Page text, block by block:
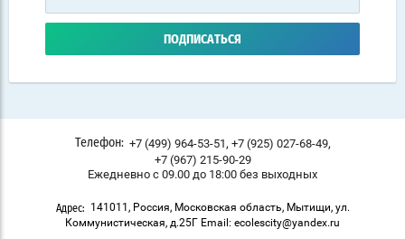
ПОДПИСАТЬСЯ
Телефон: +7 (499) 964-53-51 , +7 (925) 027-68-49,
+7 (967) 215-90-29
Ежедневно с 09.00 до 18:00 без выходных
Адрес:
141011, Россия, Московская область, Мытищи, ул.
Коммунистическая, д.25Г Email: ecolescity@yandex.ru